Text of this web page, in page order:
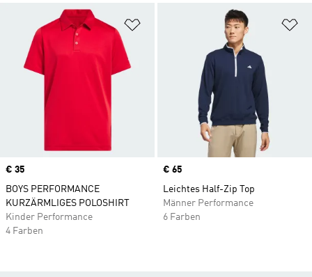
Zur Wunschliste hinzufügen
Price
€ 35
BOYS PERFORMANCE
KURZÄRMLIGES POLOSHIRT
Kinder Performance
4 Farben
Price
€ 65
Leichtes Half-Zip Top
Männer Performance
6 Farben